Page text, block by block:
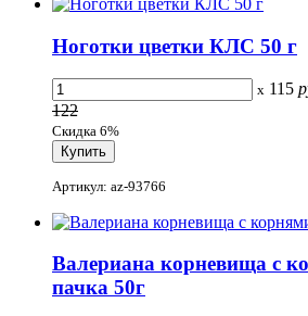
Ноготки цветки КЛС 50 г
x 115
122
Скидка 6%
Артикул: az-93766
Валериана корневища с
пачка 50г